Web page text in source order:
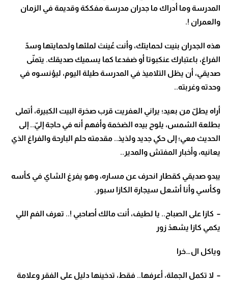
المدرسة وما أدراك ما جدران مدرسة مفككة وقديمة في الزمان
والعمران !.
هذه الجدران بنيت لحمايتك، وأنت عُينتَ لملئها ولحمايتها وسدّ
الفراغ، باعتبارك عنكبوتا أو ضفدعا كما يسميك صديقك. يتمنّى
صديقي، أن يظل التلاميذ في المدرسة طيلة اليوم، ليؤنسوه في
وحدته وغربته..
أراه يطلّ من بعيد؛ يراني العفريت قرب صخرة البيت الكبيرة، أتملى
بطلعة الشمس، يلوح بيده الضخمة وأفهم أنه في حاجة إليّ.. إلى
الحديث معي؛ إلى حكي جديد ولذيذ.. مقدمته حلم البارحة والفراغ الذي
يعانيه، وأخبار المفتش والمدير..
يبدو صديقي كقطار انحرف عن مساره، وهو يفرغ الشاي في كأسه
وكأسي وأنا أشعل سيجارة الكازا سبور.
– كازا على الصباح.. يا لطيف، أنت مالك أصاحبي !.. تعرف الفم اللي
يكمي كازا يشهدْ زور
وياكل ال…خرا
– لا تكمل الجملة، أعرفها.. فقط، تدخينها دليل على الفقر وعلامة